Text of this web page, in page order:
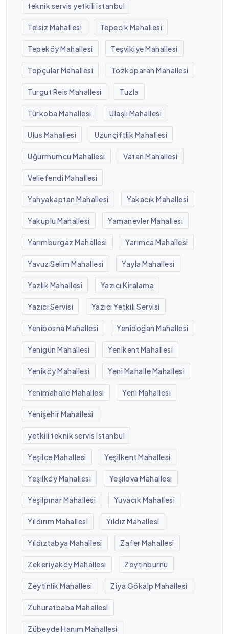
teknik servis yetkili istanbul
Telsiz Mahallesi Tepecik Mahallesi
Tepeköy Mahallesi Teşvikiye Mahallesi
Topçular Mahallesi Tozkoparan Mahallesi
Turgut Reis Mahallesi Tuzla
Türkoba Mahallesi Ulaşlı Mahallesi
Ulus Mahallesi Uzunçiftlik Mahallesi
Uğurmumcu Mahallesi Vatan Mahallesi
Veliefendi Mahallesi
Yahyakaptan Mahallesi Yakacık Mahallesi
Yakuplu Mahallesi Yamanevler Mahallesi
Yarımburgaz Mahallesi Yarımca Mahallesi
Yavuz Selim Mahallesi Yayla Mahallesi
Yazlık Mahallesi Yazıcı Kiralama
Yazıcı Servisi Yazıcı Yetkili Servisi
Yenibosna Mahallesi Yenidoğan Mahallesi
Yenigün Mahallesi Yenikent Mahallesi
Yeniköy Mahallesi Yeni Mahalle Mahallesi
Yenimahalle Mahallesi Yeni Mahallesi
Yenişehir Mahallesi
yetkili teknik servis istanbul
Yeşilce Mahallesi Yeşilkent Mahallesi
Yeşilköy Mahallesi Yeşilova Mahallesi
Yeşilpınar Mahallesi Yuvacık Mahallesi
Yıldırım Mahallesi Yıldız Mahallesi
Yıldıztabya Mahallesi Zafer Mahallesi
Zekeriyaköy Mahallesi Zeytinburnu
Zeytinlik Mahallesi Ziya Gökalp Mahallesi
Zuhuratbaba Mahallesi
Zübeyde Hanım Mahallesi